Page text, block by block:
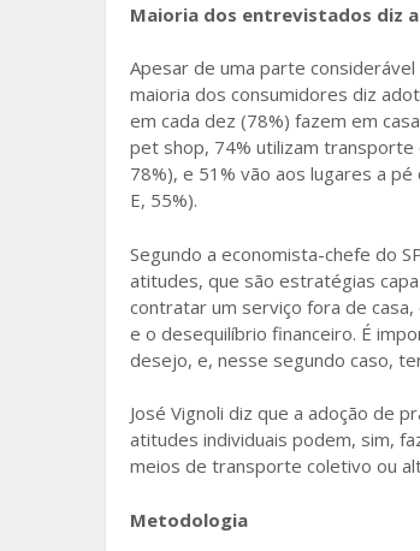
Maioria dos entrevistados diz
Apesar de uma parte
maioria dos consumidores diz
em cada dez (78%) fazem em
pet shop, 74% utilizam transporte
78%), e 51% vão aos lugares a
E, 55%).
Segundo a economista-chefe do
atitudes, que são estratégias
contratar um serviço fora de
e o desequilíbrio financeiro. É
desejo, e, nesse segundo caso,
José Vignoli diz que a adoção de
atitudes individuais podem, sim,
meios de transporte coletivo ou
Metodologia